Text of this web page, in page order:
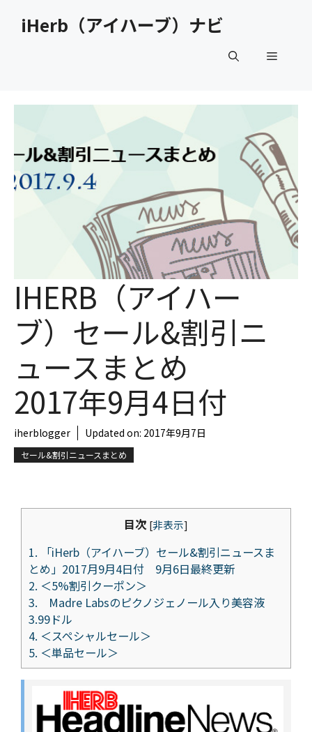
iHerb（アイハーブ）ナビ
メ
ー
IHERB（アイハー
ブ）セール&割引ニ
ュースまとめ
2017年9月4日付
iherblogger Updated on: 2017年9月7日
セール&割引ニュースまとめ
目次 [非表示]
1. 「iHerb（アイハーブ）セール&割引ニュースま
とめ」2017月9月4日付 9月6日最終更新
2. ＜5%割引クーポン＞
3. Madre Labsのピクノジェノール入り美容液
3.99ドル
4. ＜スペシャルセール＞
5. ＜単品セール＞